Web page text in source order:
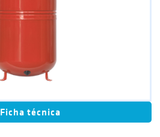
Ficha técnica